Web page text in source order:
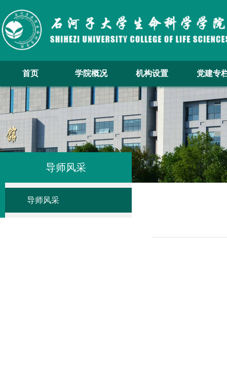
首页 学院概况 机构设置 党建专
导师风采
导师风采